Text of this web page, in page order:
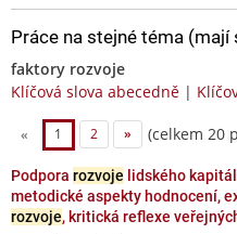
Práce na stejné téma
faktory rozvoje
Klíčová slova abecedně |
« 1 2 » (celkem 20
Podpora rozvoje lidského
metodické aspekty hodnocení,
rozvoje, kritická reflexe